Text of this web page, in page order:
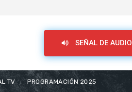
SEÑAL DE AUDIO
TV PROGRAMACIÓN 2025